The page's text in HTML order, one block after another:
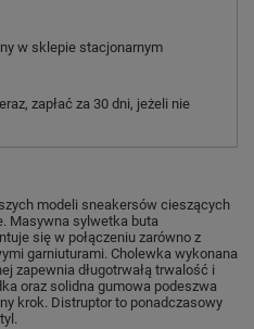
w sklepie stacjonarnym
zapłać za 30 dni, jeżeli nie
modeli sneakersów cieszących
Masywna sylwetka buta
się w połączeniu zarówno z
garniuturami. Cholewka wykonana
zapewnia długotrwałą trwalość i
oraz solidna gumowa podeszwa
krok. Distruptor to ponadczasowy